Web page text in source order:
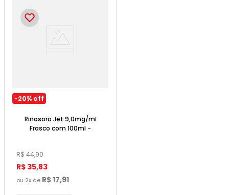
-20% off
Rinosoro Jet 9,0mg/ml
Frasco com 100ml -
R$ 44,90
R$ 35,83
ou 2x de R$17,91